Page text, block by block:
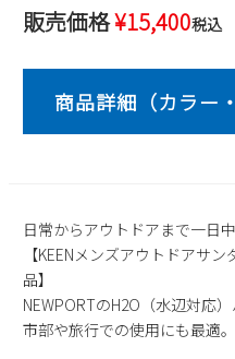
日 月 火
2
3 4
23
24 25
30
31
2026 年9月
日 月 火
販売価格¥15,400税込
日常からアウトドアまで一日
【KEENメンズアウトドアサ
品】
NEWPORTのH2O（水辺対応
市部や旅行での使用にも最適。